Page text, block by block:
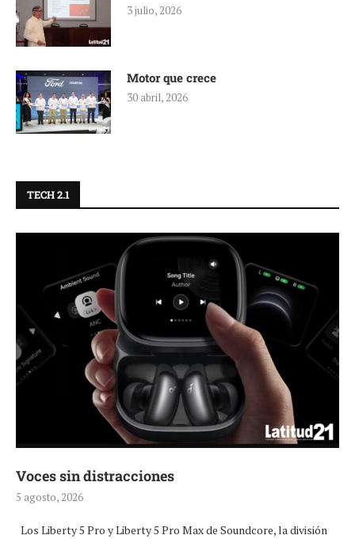
3 julio, 2026
Motor que crece
30 abril, 2026
TECH 2.1
Voces sin distracciones
5 agosto, 2026
Los Liberty 5 Pro y Liberty 5 Pro Max de Soundcore, la división